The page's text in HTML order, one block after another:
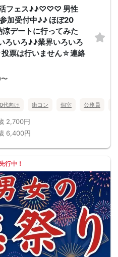
フェス♪♪♡♡♡ 男性
加受付中♪♪ ほぼ20
デートに行ってみた
ろいろ♪♪業界いろいろ
票は行いません☆連絡
代向け 街コン 個室 公務員
2,700円
6,400円
行中！